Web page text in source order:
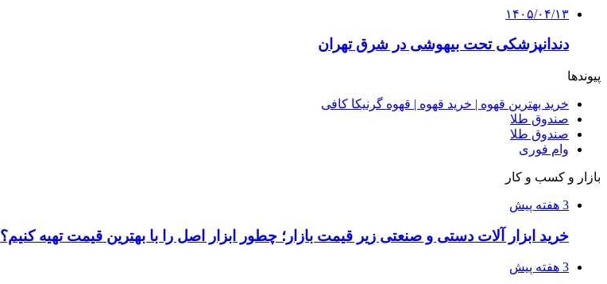
۱۴۰۵/۰۴/۱۳
دندانپزشکی تحت بیهوشی در شرق تهران
پیوندها
خرید بهترین قهوه | خرید قهوه | قهوه گرنیکا کافی
صندوق طلا
صندوق طلا
وام فوری
بازار و کسب و کار
3 هفته پیش
خرید ابزار آلات دستی و صنعتی زیر قیمت بازار؛ چطور ابزار اصل را با بهترین قیمت تهیه کنیم؟
3 هفته پیش